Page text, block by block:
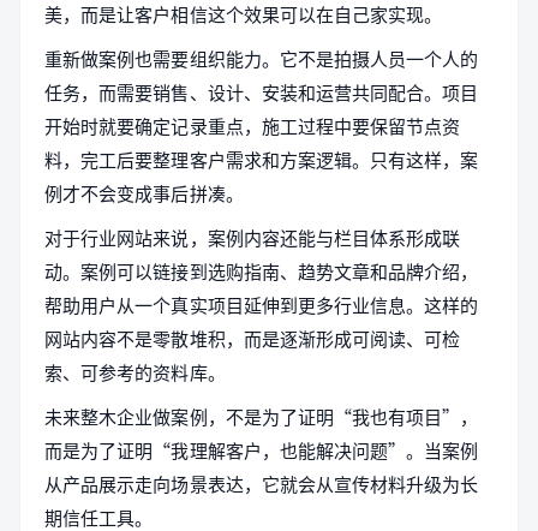
美，而是让客户相信这个效果可以在自己家实现。
重新做案例也需要组织能力。它不是拍摄人员一个人的
任务，而需要销售、设计、安装和运营共同配合。项目
开始时就要确定记录重点，施工过程中要保留节点资
料，完工后要整理客户需求和方案逻辑。只有这样，案
例才不会变成事后拼凑。
对于行业网站来说，案例内容还能与栏目体系形成联
动。案例可以链接到选购指南、趋势文章和品牌介绍，
帮助用户从一个真实项目延伸到更多行业信息。这样的
网站内容不是零散堆积，而是逐渐形成可阅读、可检
索、可参考的资料库。
未来整木企业做案例，不是为了证明“我也有项目”，
而是为了证明“我理解客户，也能解决问题”。当案例
从产品展示走向场景表达，它就会从宣传材料升级为长
期信任工具。